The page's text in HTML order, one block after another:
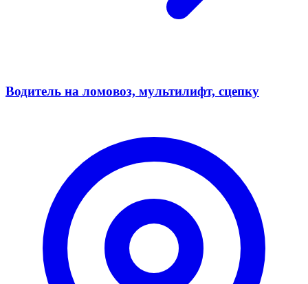
Водитель на ломовоз, мультилифт, сцепку